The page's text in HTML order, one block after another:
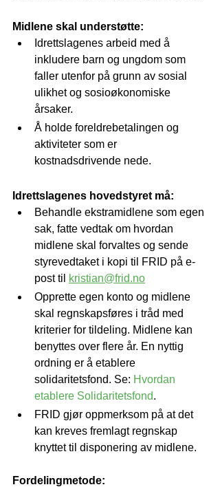
Midlene skal understøtte:
Idrettslagenes arbeid med å
inkludere barn og ungdom som
faller utenfor på grunn av sosial
ulikhet og sosioøkonomiske
årsaker.
Å holde foreldrebetalingen og
aktiviteter som er
kostnadsdrivende nede.
Idrettslagenes hovedstyret må:
Behandle ekstramidlene som egen
sak, fatte vedtak om hvordan
midlene skal forvaltes og sende
styrevedtaket i kopi til FRID på e-
post til
kristian@frid.no
Opprette egen konto og midlene
skal regnskapsføres i tråd med
kriterier for tildeling. Midlene kan
benyttes over flere år. En nyttig
ordning er å etablere
solidaritetsfond. Se: Hvordan
etablere Solidaritetsfond.
FRID gjør oppmerksom på at det
kan kreves fremlagt regnskap
knyttet til disponering av midlene.
Fordelingmetode: